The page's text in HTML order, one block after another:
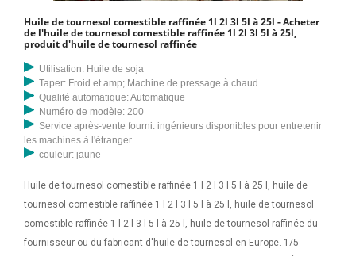
Huile de tournesol comestible raffinée 1l 2l 3l 5l à 25l - Acheter
de l'huile de tournesol comestible raffinée 1l 2l 3l 5l à 25l,
produit d'huile de tournesol raffinée
Utilisation: Huile de soja
Taper: Froid et amp; Machine de pressage à chaud
Qualité automatique: Automatique
Numéro de modèle: 200
Service après-vente fourni: ingénieurs disponibles pour entretenir
les machines à l'étranger
couleur: jaune
Huile de tournesol comestible raffinée 1 l 2 l 3 l 5 l à 25 l, huile de
tournesol comestible raffinée 1 l 2 l 3 l 5 l à 25 l, huile de tournesol
comestible raffinée 1 l 2 l 3 l 5 l à 25 l, huile de tournesol raffinée du
fournisseur ou du fabricant d'huile de tournesol en Europe. 1/5